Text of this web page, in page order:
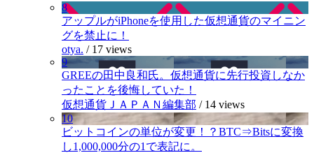
8
アップルがiPhoneを使用した仮想通貨のマイニン
グを禁止に！
otya. / 17 views
9
GREEの田中良和氏。仮想通貨に先行投資しなか
ったことを後悔していた！
仮想通貨ＪＡＰＡＮ編集部 / 14 views
10
ビットコインの単位が変更！？BTC⇒Bitsに変換
し1,000,000分の1で表記に。